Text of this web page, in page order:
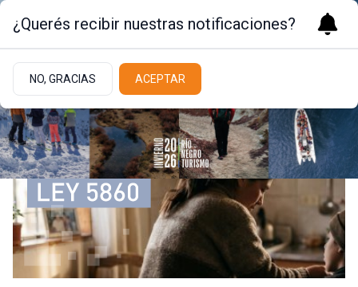
¿Querés recibir nuestras notificaciones?
NO, GRACIAS ACEPTAR